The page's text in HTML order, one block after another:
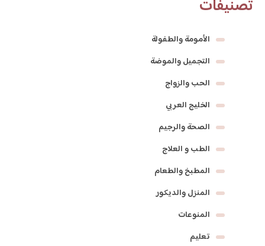
تصنيفات
الأمومة والطفولة
التجميل والموضة
الحب والزواج
الخليج العربي
الصحة والرجيم
الطب و العلاج
المطبخ والطعام
المنزل والديكور
المنوعات
تعليم